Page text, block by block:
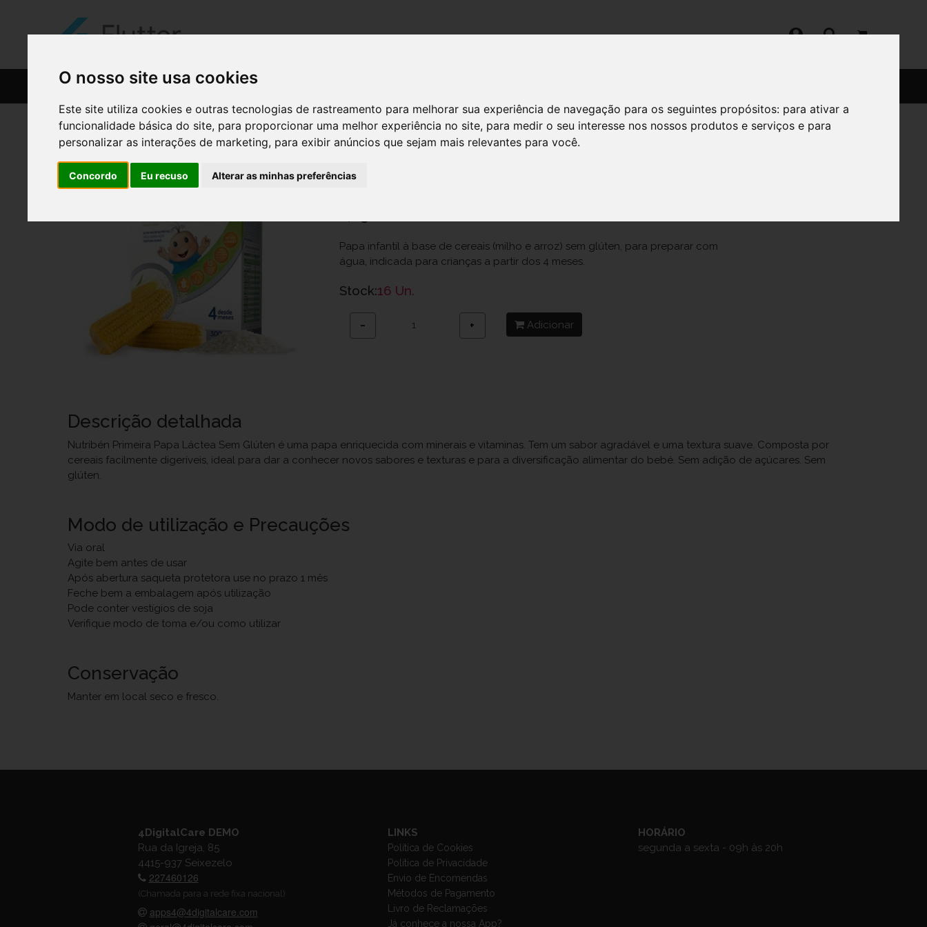
O nosso site usa cookies
Este site utiliza cookies e outras tecnologias de rastreamento para melhorar sua experiência de navegação para os seguintes propósitos: para ativar a
funcionalidade básica do site, para proporcionar uma melhor experiência no site, para medir o seu interesse nos nossos produtos e serviços e para
personalizar as interações de marketing, para exibir anúncios que sejam mais relevantes para você.
Concordo Eu recuso Alterar as minhas preferências
RECEITAS CATÁLOGO
NUTRIBEN FARINHA LA PRIMEIRA PAPA 300 G
Papa infantil à base de cereais (milho e arroz) sem glúten, para preparar com
água, indicada para crianças a partir dos 4 meses.
Stock:16 Un.
− + Adicionar
Descrição detalhada
Nutribén Primeira Papa Láctea Sem Glúten é uma papa enriquecida com minerais e vitaminas. Tem um sabor agradável e uma textura suave. Composta por
cereais facilmente digeríveis, ideal para dar a conhecer novos sabores e texturas e para a diversificação alimentar do bebé. Sem adição de açúcares. Sem
glúten.
Modo de utilização e Precauções
Via oral
Agite bem antes de usar
Após abertura saqueta protetora use no prazo 1 mês
Feche bem a embalagem após utilização
Pode conter vestígios de soja
Verifique modo de toma e/ou como utilizar
Conservação
Manter em local seco e fresco.
4DigitalCare DEMO
Rua da Igreja, 85
4415-937 Seixezelo
227460126
(Chamada para a rede fixa nacional)
apps4@4digitalcare.com
LINKS
Política de Cookies
Política de Privacidade
Envio de Encomendas
Métodos de Pagamento
Livro de Reclamações
Já conhece a nossa App?
HORÁRIO
segunda a sexta - 09h às 20h